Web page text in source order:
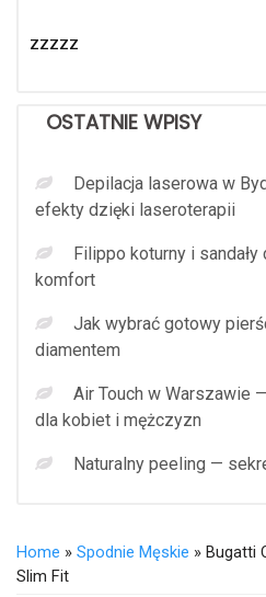
zzzzz
OSTATNIE WPISY
Depilacja laserowa w
efekty dzięki laseroterapii
Filippo koturny i
komfort
Jak wybrać gotowy
diamentem
Air Touch w Warszawie
dla kobiet i mężczyzn
Naturalny peeling —
Home » Spodnie Męskie » Bugatti
Slim Fit